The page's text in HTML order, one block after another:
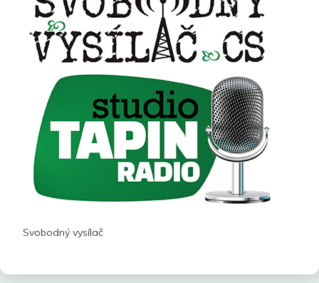
Svobodný vysílač